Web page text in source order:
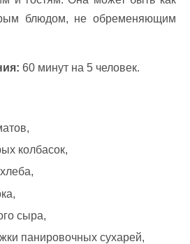
блюдом, не обременяющим
60 минут на 5 человек.
колбасок,
сыра,
панировочных сухарей,